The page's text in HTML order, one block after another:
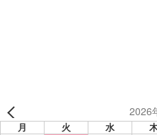
2026
月 火 水